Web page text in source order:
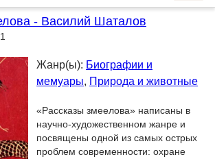
- Василий Шаталов
Жанр(ы): Биографии и
мемуары, Природа и животные
«Рассказы змеелова» написаны в
научно-художественном жанре и
посвящены одной из самых острых
проблем современности: охране